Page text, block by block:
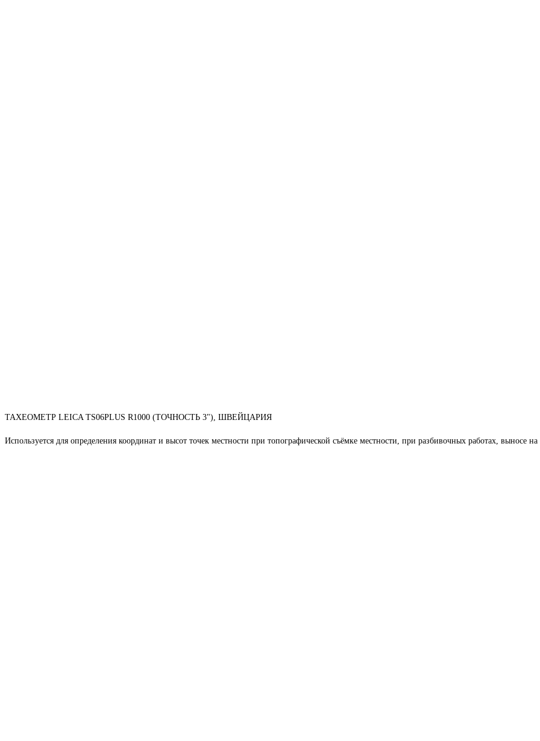
ТАХЕОМЕТР LEICA TS06PLUS R1000 (ТОЧНОСТЬ 3"), ШВЕЙЦАРИЯ
Используется для определения координат и высот точек местности при топографической съёмке местности, при разбивочных работах, выносе